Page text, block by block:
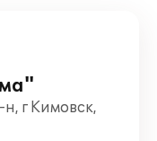
г Кимовск,